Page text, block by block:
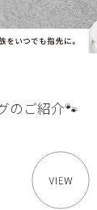
のご紹介🐾